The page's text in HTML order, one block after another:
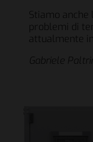
Stiamo anche
problemi di
attualmente
Gabriele